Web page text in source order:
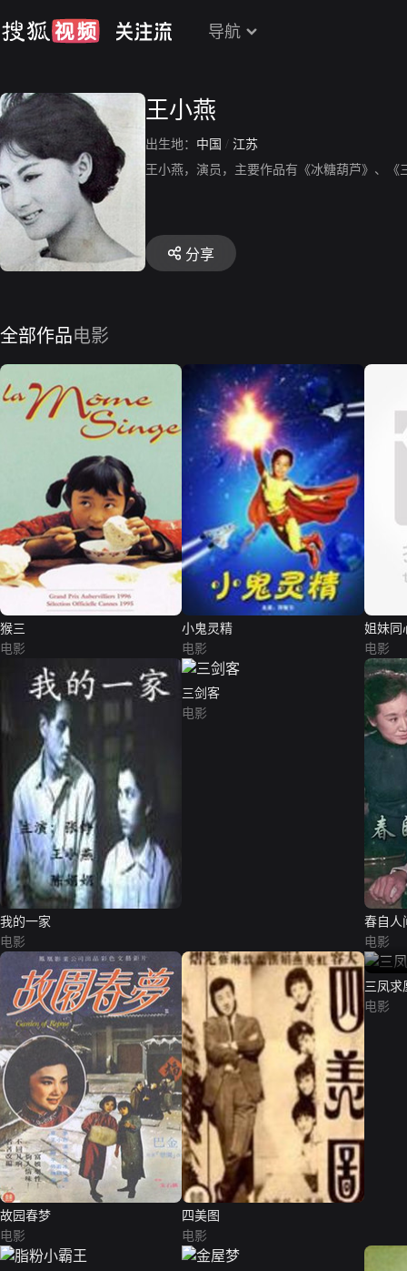
导航
王小燕
出生地： 中国 / 江苏
王小燕，演员，主要作品有《冰糖葫芦》、《
分享
全部作品电影
猴三
电影
小鬼灵精
电影
姐妹同
电影
我的一家
电影
三剑客
电影
春自人
电影
故园春梦
电影
四美图
电影
三凤求
电影